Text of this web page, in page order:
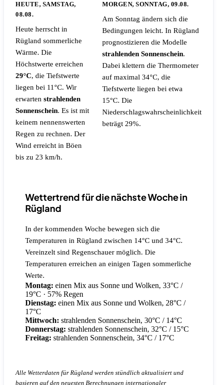
HEUTE, SAMSTAG,
08.08.
Heute herrscht in
Rügland sommerliche
Wärme. Die
Höchstwerte erreichen
29°C, die Tiefstwerte
liegen bei 11°C. Wir
erwarten strahlenden
Sonnenschein. Es ist mit
keinem nennenswerten
Regen zu rechnen. Der
Wind erreicht in Böen
bis zu 23 km/h.
MORGEN, SONNTAG, 09.08.
Am Sonntag ändern sich die
Bedingungen leicht. In Rügland
prognostizieren die Modelle
strahlenden Sonnenschein.
Dabei klettern die Thermometer
auf maximal 34°C, die
Tiefstwerte liegen bei etwa
15°C. Die
Niederschlagswahrscheinlichkeit
beträgt 29%.
Wettertrend für die nächste Woche in
Rügland
In der kommenden Woche bewegen sich die
Temperaturen in Rügland zwischen 14°C und 34°C.
Vereinzelt sind Regenschauer möglich. Die
Temperaturen erreichen an einigen Tagen sommerliche
Werte.
Montag: einen Mix aus Sonne und Wolken, 33°C /
19°C · 57% Regen
Dienstag: einen Mix aus Sonne und Wolken, 28°C /
17°C
Mittwoch: strahlenden Sonnenschein, 30°C / 14°C
Donnerstag: strahlenden Sonnenschein, 32°C / 15°C
Freitag: strahlenden Sonnenschein, 34°C / 17°C
Alle Wetterdaten für Rügland werden stündlich aktualisiert und
basieren auf den neuesten Berechnungen internationaler